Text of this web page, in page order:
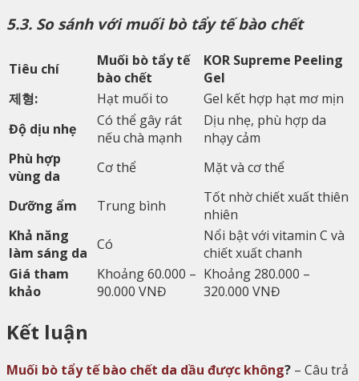
5.3. So sánh với muối bò tẩy tế bào chết
Tiêu chí
Muối bò tẩy tế
bào chết
KOR Supreme Peeling
Gel
제형:
Hạt muối to
Gel kết hợp hạt mơ mịn
Độ dịu nhẹ
Có thể gây rát
nếu chà mạnh
Dịu nhẹ, phù hợp da
nhạy cảm
Phù hợp
vùng da
Cơ thể Mặt và cơ thể
Dưỡng ẩm Trung bình
Tốt nhờ chiết xuất thiên
nhiên
Khả năng
làm sáng da Có
Nổi bật với vitamin C và
chiết xuất chanh
Giá tham
khảo
Khoảng 60.000 –
90.000 VNĐ
Khoảng 280.000 –
320.000 VNĐ
Kết luận
Muối bò tẩy tế bào chết da dầu được không? – Câu trả